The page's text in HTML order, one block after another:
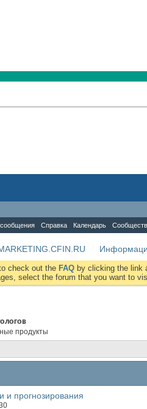
Справка Календарь
check out the FAQ by clicking the link
select the forum that you want to
продукты
и прогнозирования